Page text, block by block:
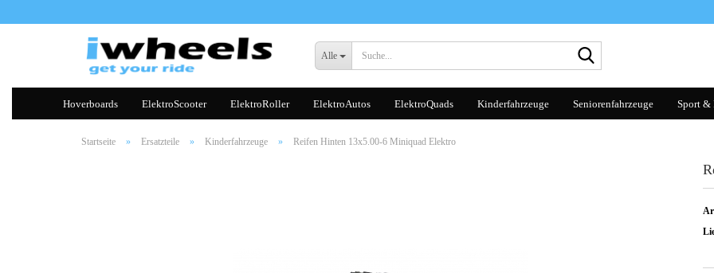
Alle
Hoverboards ElektroScooter ElektroRoller ElektroAutos ElektroQuads Kinderfahrzeuge Seniorenfahrzeuge Sport &
Startseite » Ersatzteile » Kinderfahrzeuge » Reifen Hinten 13x5.00-6 Miniquad Elektro